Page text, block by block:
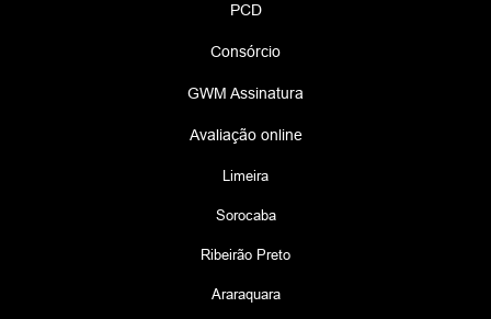
PCD
Consórcio
GWM Assinatura
Avaliação online
Limeira
Sorocaba
Ribeirão Preto
Araraquara